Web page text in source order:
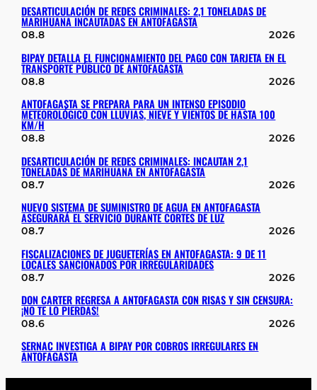
DESARTICULACIÓN DE REDES CRIMINALES: 2,1 TONELADAS DE
MARIHUANA INCAUTADAS EN ANTOFAGASTA
08.8 2026
BIPAY DETALLA EL FUNCIONAMIENTO DEL PAGO CON TARJETA EN EL
TRANSPORTE PÚBLICO DE ANTOFAGASTA
08.8 2026
ANTOFAGASTA SE PREPARA PARA UN INTENSO EPISODIO
METEOROLÓGICO CON LLUVIAS, NIEVE Y VIENTOS DE HASTA 100
KM/H
08.8 2026
DESARTICULACIÓN DE REDES CRIMINALES: INCAUTAN 2,1
TONELADAS DE MARIHUANA EN ANTOFAGASTA
08.7 2026
NUEVO SISTEMA DE SUMINISTRO DE AGUA EN ANTOFAGASTA
ASEGURARÁ EL SERVICIO DURANTE CORTES DE LUZ
08.7 2026
FISCALIZACIONES DE JUGUETERÍAS EN ANTOFAGASTA: 9 DE 11
LOCALES SANCIONADOS POR IRREGULARIDADES
08.7 2026
DON CARTER REGRESA A ANTOFAGASTA CON RISAS Y SIN CENSURA:
¡NO TE LO PIERDAS!
08.6 2026
SERNAC INVESTIGA A BIPAY POR COBROS IRREGULARES EN
ANTOFAGASTA